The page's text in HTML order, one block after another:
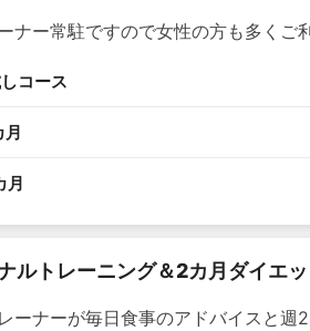
ナー常駐ですので女性の方も多くご
コース
月
ルトレーニング＆2カ月ダイエッ
ーナーが毎日食事のアドバイスと週